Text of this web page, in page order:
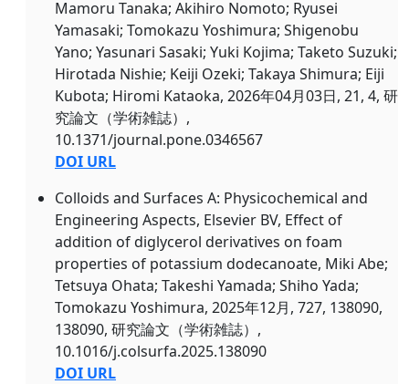
Mamoru Tanaka; Akihiro Nomoto; Ryusei
Yamasaki; Tomokazu Yoshimura; Shigenobu
Yano; Yasunari Sasaki; Yuki Kojima; Taketo Suzuki;
Hirotada Nishie; Keiji Ozeki; Takaya Shimura; Eiji
Kubota; Hiromi Kataoka, 2026年04月03日, 21, 4, 研
究論文（学術雑誌）,
10.1371/journal.pone.0346567
DOI URL
Colloids and Surfaces A: Physicochemical and
Engineering Aspects, Elsevier BV, Effect of
addition of diglycerol derivatives on foam
properties of potassium dodecanoate, Miki Abe;
Tetsuya Ohata; Takeshi Yamada; Shiho Yada;
Tomokazu Yoshimura, 2025年12月, 727, 138090,
138090, 研究論文（学術雑誌）,
10.1016/j.colsurfa.2025.138090
DOI URL